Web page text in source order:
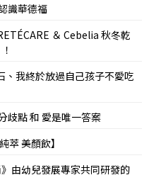
識華德福
＆ Cebelia 秋冬乾
我終於放過自己孩子不愛吃
歧點 和 愛是唯一答案
萃 美顏飲】
由幼兒發展專家共同研發的